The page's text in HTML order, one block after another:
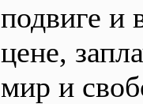
подвиге и
цене,
мир и